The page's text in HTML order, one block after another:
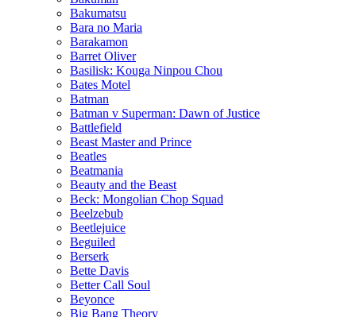
Bakumatsu
Bara no Maria
Barakamon
Barret Oliver
Basilisk: Kouga Ninpou Chou
Bates Motel
Batman
Batman v Superman: Dawn of Justice
Battlefield
Beast Master and Prince
Beatles
Beatmania
Beauty and the Beast
Beck: Mongolian Chop Squad
Beelzebub
Beetlejuice
Beguiled
Berserk
Bette Davis
Better Call Soul
Beyonce
Big Bang Theory